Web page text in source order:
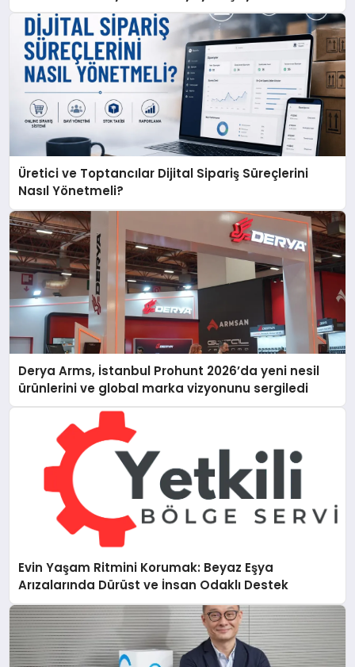
Üretici ve Toptancılar Dijital Sipariş Süreçlerini
Nasıl Yönetmeli?
Derya Arms, İstanbul Prohunt 2026’da yeni nesil
ürünlerini ve global marka vizyonunu sergiledi
Evin Yaşam Ritmini Korumak: Beyaz Eşya
Arızalarında Dürüst ve İnsan Odaklı Destek